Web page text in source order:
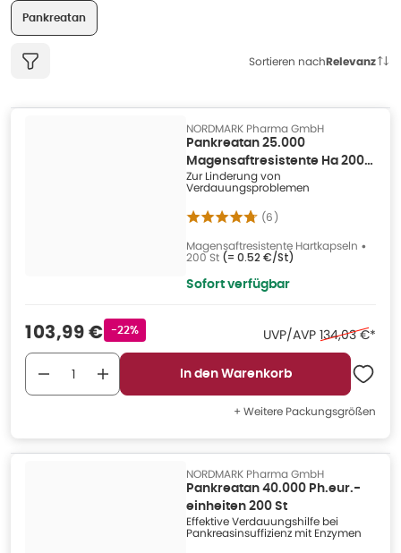
Pankreatan
Sortieren nachRelevanz
NORDMARK Pharma GmbH
Pankreatan 25.000
Magensaftresistente Ha 200
St
Zur Linderung von
Verdauungsproblemen
(6)
Magensaftresistente Hartkapseln •
200 St (= 0.52 €/St)
Sofort verfügbar
Verkaufspreis
103,99 €Rabattstempel
-22% UVP/AVP Ehemaliger
134,03 €*
In den Warenkorb
+ Weitere Packungsgrößen
NORDMARK Pharma GmbH
Pankreatan 40.000 Ph.eur.-
einheiten 200 St
Effektive Verdauungshilfe bei
Pankreasinsuffizienz mit Enzymen